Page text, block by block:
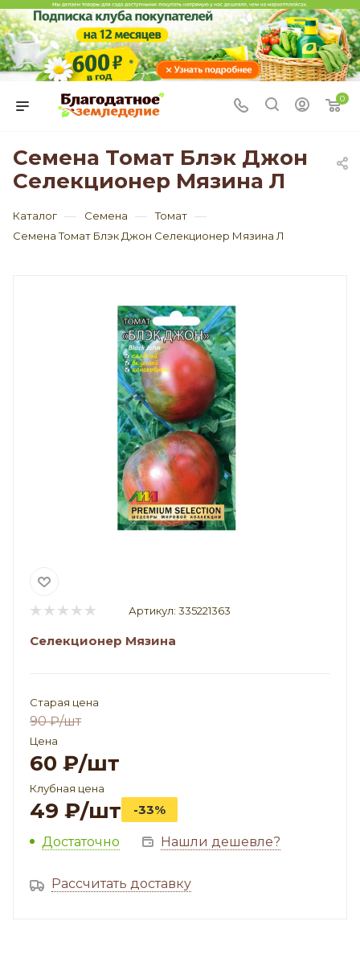
0
Семена Томат Блэк Джон
Селекционер Мязина Л
Каталог — Семена — Томат —
Семена Томат Блэк Джон Селекционер Мязина Л
Артикул: 335221363
Селекционер Мязина
Старая цена
90₽/шт
Цена
60 ₽/шт
Клубная цена
49 ₽/шт -33%
Достаточно Нашли дешевле?
Рассчитать доставку